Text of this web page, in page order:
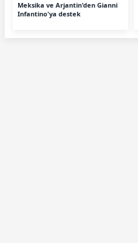
Meksika ve Arjantin'den Gianni
Infantino'ya destek